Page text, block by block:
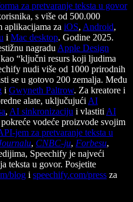
za pretvaranje teksta u govor
s više od 500.000
aplikacijama za iOS, Android,
i Mac desktop. Godine 2025.
nagraduApple Design
“ključni resurs koji ljudima
nudi više od 1000 prirodnih
se u gotovo 200 zemalja. Među
i Gwyneth Paltrow. Za kreatore i
alate, uključujućiAI
, AI sinkronizaciju i vlastitiAI
vodeće proizvode svojim
jem za pretvaranje teksta u
, CNBC-ju, Forbesu,
Speechify je najveći
teksta u govor. Posjetite
blog i speechify.com/press za